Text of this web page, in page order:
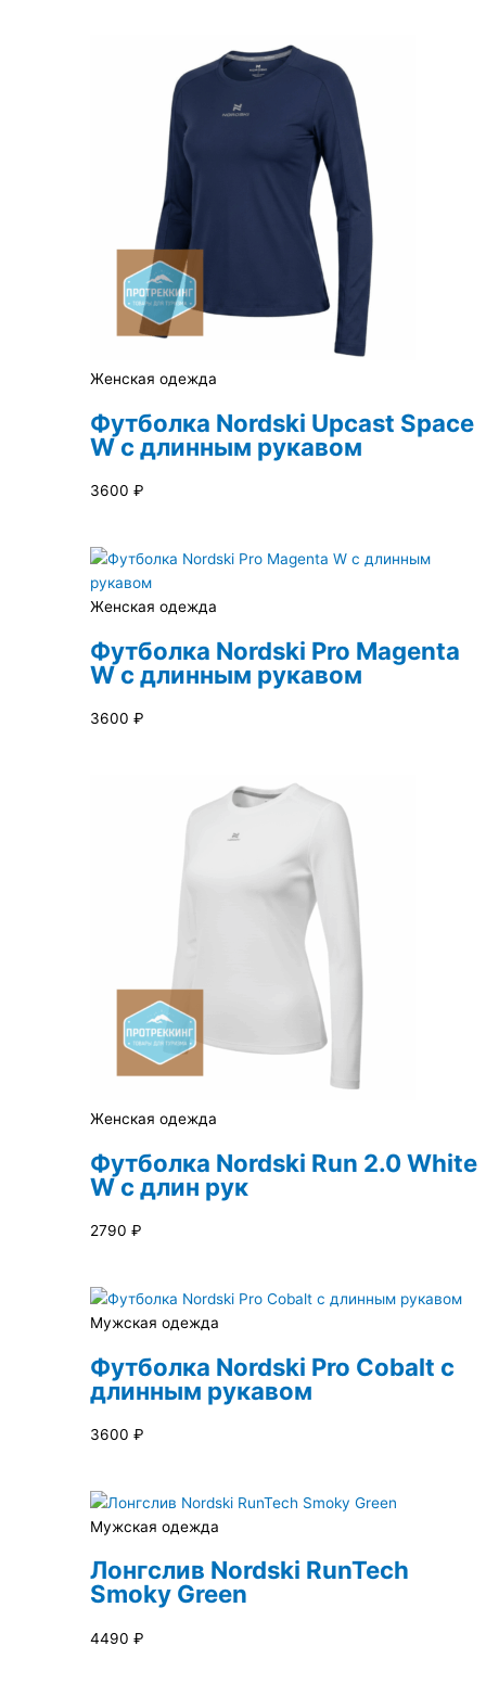
Женская одежда
Футболка Nordski Upcast Space
W с длинным рукавом
3600 ₽
Женская одежда
Футболка Nordski Pro Magenta
W с длинным рукавом
3600 ₽
Женская одежда
Футболка Nordski Run 2.0 White
W с длин рук
2790 ₽
Мужская одежда
Футболка Nordski Pro Cobalt с
длинным рукавом
3600 ₽
Мужская одежда
Лонгслив Nordski RunTech
Smoky Green
4490 ₽